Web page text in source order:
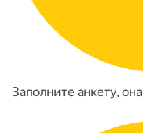
Заполните анкету, она